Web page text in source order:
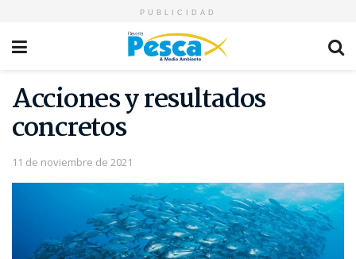
PUBLICIDAD
Acciones y resultados
concretos
11 de noviembre de 2021